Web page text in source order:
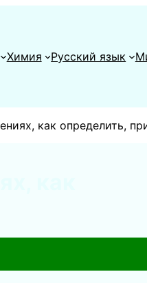
Химия Русский язык
как определить,